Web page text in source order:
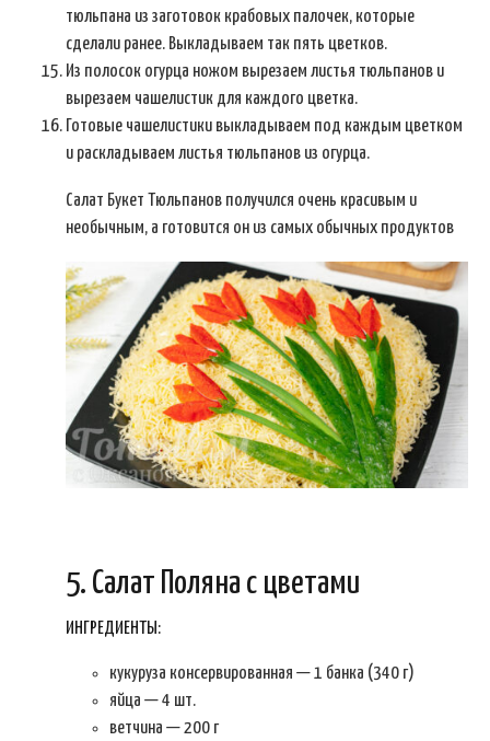
тюльпана из заготовок крабовых палочек, которые
сделали ранее. Выкладываем так пять цветков.
Из полосок огурца ножом вырезаем листья тюльпанов и
вырезаем чашелистик для каждого цветка.
Готовые чашелистики выкладываем под каждым цветком
и раскладываем листья тюльпанов из огурца.
Салат Букет Тюльпанов получился очень красивым и
необычным, а готовится он из самых обычных продуктов
5. Салат Поляна с цветами
ИНГРЕДИЕНТЫ:
кукуруза консервированная — 1 банка (340 г)
яйца — 4 шт.
ветчина — 200 г